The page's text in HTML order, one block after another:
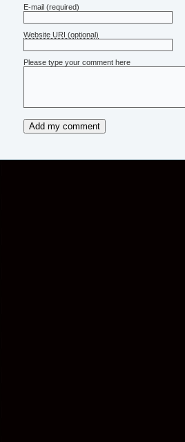
E-mail (required)
Website URI (optional)
Please type your comment here